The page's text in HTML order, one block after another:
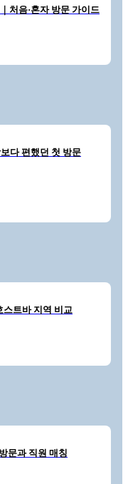
처음·혼자 방문 가이드
다 편했던 첫 방문
스트바 지역 비교
문과 직원 매칭